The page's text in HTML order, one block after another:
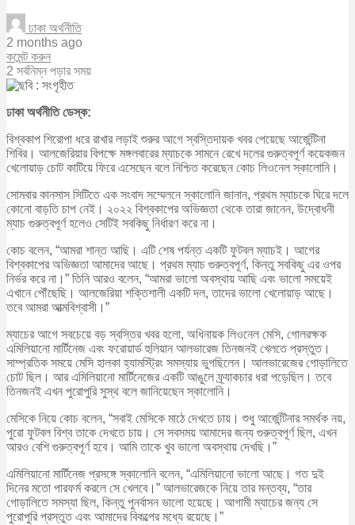
ঢাকা অর্থনীতি
2 months ago
কমেন্ট করুন
2 সর্বনিম্ন পড়ার সময়
ঢাকা অর্থনীতি ডেস্ক:
বিশ্বকাপ শিরোপা ধরে রাখার লড়াই শুরুর আগে স্বস্তিদায়ক খবর পেয়েছে আর্জেন্টিনা
শিবির। আলজেরিয়ার বিপক্ষে মঙ্গলবারের ম্যাচকে সামনে রেখে দলের গুরুত্বপূর্ণ কয়েকজন
খেলোয়াড় চোট কাটিয়ে ফিরে এসেছেন বলে নিশ্চিত করেছেন কোচ লিওনেল স্কালোনি।
সোমবার কানসাস সিটিতে এক সংবাদ সম্মেলনে স্কালোনি জানান, প্রথম ম্যাচকে ঘিরে দলে
কোনো বাড়তি চাপ নেই। ২০২২ বিশ্বকাপের অভিজ্ঞতা থেকে তারা জানেন, উদ্বোধনী
ম্যাচ গুরুত্বপূর্ণ হলেও সেটিই সবকিছু নির্ধারণ করে না।
কোচ বলেন, “আমরা শান্ত আছি। এটি শেষ পর্যন্ত একটি ফুটবল ম্যাচই। আগের
বিশ্বকাপের অভিজ্ঞতা আমাদের আছে। প্রথম ম্যাচ গুরুত্বপূর্ণ, কিন্তু সবকিছু এর ওপর
নির্ভর করে না।” তিনি আরও বলেন, “আমরা ভালো অবস্থায় আছি এবং ভালো সময়েই
এখানে পৌঁছেছি। আলজেরিয়া শক্তিশালী একটি দল, তাদের ভালো খেলোয়াড় আছে।
তবে আমরা আত্মবিশ্বাসী।”
ম্যাচের আগে সবচেয়ে বড় স্বস্তির খবর হলো, অধিনায়ক লিওনেল মেসি, গোলরক্ষক
এমিলিয়ানো মার্টিনেজ এবং ফরোয়ার্ড হুলিয়ান আলভারেজ তিনজনই খেলতে প্রস্তুত।
সাম্প্রতিক সময়ে মেসি হালকা হ্যামস্ট্রিং সমস্যায় ভুগছিলেন। আলভারেজের গোড়ালিতে
চোট ছিল। আর এমিলিয়ানো মার্টিনেজের একটি আঙুলে ফ্র্যাকচার ধরা পড়েছিল। তবে
তিনজনই এখন পুরোপুরি সুস্থ বলে জানিয়েছেন স্কালোনি।
মেসিকে নিয়ে কোচ বলেন, “সবাই মেসিকে মাঠে দেখতে চায়। শুধু আর্জেন্টিনার সমর্থক নয়,
পুরো ফুটবল বিশ্ব তাকে দেখতে চায়। সে সবসময় আমাদের জন্য গুরুত্বপূর্ণ ছিল, এখন
আরও বেশি গুরুত্বপূর্ণ হবে। আমি তাকে খুব ভালো অবস্থায় দেখছি।”
এমিলিয়ানো মার্টিনেজ প্রসঙ্গে স্কালোনি বলেন, “এমিলিয়ানো ভালো আছে। গত দুই
দিনের মতো পারফর্ম করলে সে খেলবে।” আলভারেজকে নিয়ে তার মন্তব্য, “তার
গোড়ালিতে সমস্যা ছিল, কিন্তু পুনর্বাসন ভালো হয়েছে। আগামী ম্যাচের জন্য সে
পুরোপুরি প্রস্তুত এবং আমাদের বিকল্পের মধ্যে রয়েছে।”